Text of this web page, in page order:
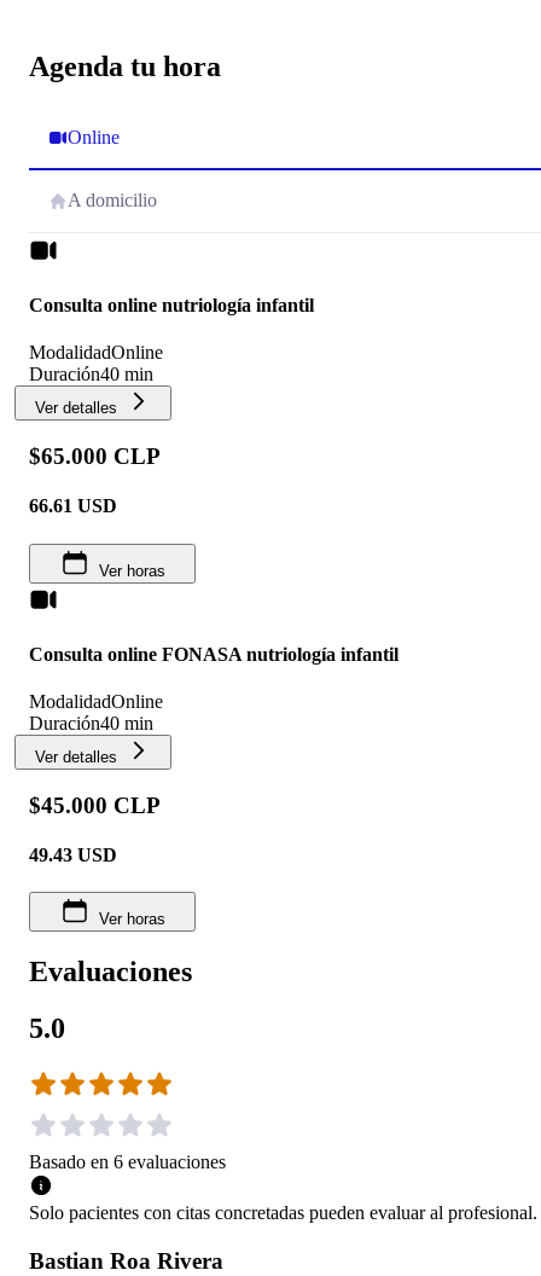
Agenda tu hora
Online
A domicilio
Consulta online nutriología infantil
ModalidadOnline
Duración40 min
Ver detalles
$65.000 CLP
66.61 USD
Ver horas
Consulta online FONASA nutriología infantil
ModalidadOnline
Duración40 min
Ver detalles
$45.000 CLP
49.43 USD
Ver horas
Evaluaciones
5.0
Basado en 6 evaluaciones
Solo pacientes con citas concretadas pueden evaluar al profesional.
Bastian Roa Rivera